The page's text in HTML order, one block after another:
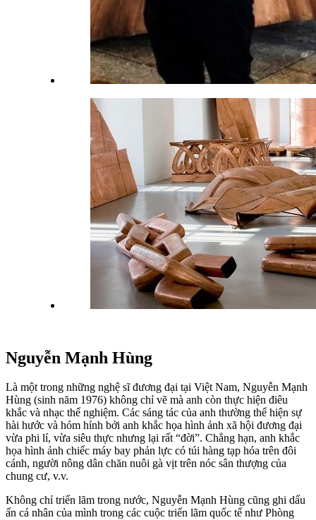
Nguyễn Mạnh Hùng
Là một trong những nghệ sĩ đương đại tại Việt Nam, Nguyễn Mạnh
Hùng (sinh năm 1976) không chỉ vẽ mà anh còn thực hiện điêu
khắc và nhạc thể nghiệm. Các sáng tác của anh thường thể hiện sự
hài hước và hóm hỉnh bởi anh khắc họa hình ảnh xã hội đương đại
vừa phi lí, vừa siêu thực nhưng lại rất “đời”. Chẳng hạn, anh khắc
họa hình ảnh chiếc máy bay phản lực có túi hàng tạp hóa trên đôi
cánh, người nông dân chăn nuôi gà vịt trên nóc sân thượng của
chung cư, v.v.
Không chỉ triển lãm trong nước, Nguyễn Mạnh Hùng cũng ghi dấu
ấn cá nhân của mình trong các cuộc triển lãm quốc tế như Phòng